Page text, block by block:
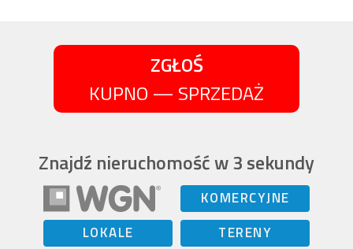
ZGŁOŚ
KUPNO — SPRZEDAŻ
Znajdź nieruchomość w 3 sekundy
KOMERCYJNE
LOKALE
TERENY